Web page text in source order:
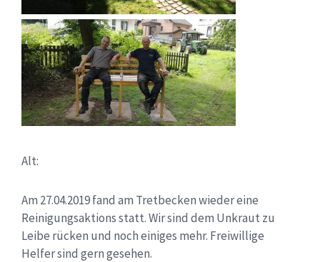
Alt:
Am 27.04.2019 fand am Tretbecken wieder eine
Reinigungsaktions statt. Wir sind dem Unkraut zu
Leibe rücken und noch einiges mehr. Freiwillige
Helfer sind gern gesehen.